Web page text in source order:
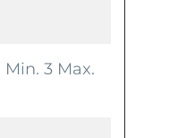
Min. 3 Max.